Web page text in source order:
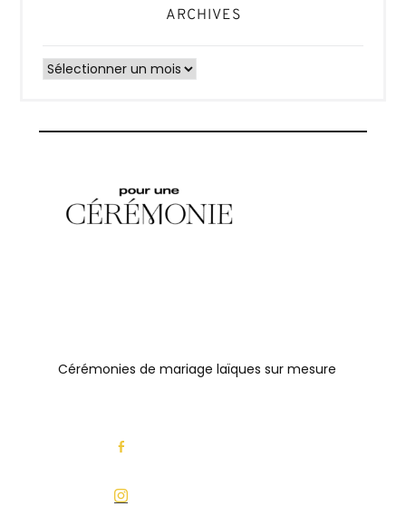
ARCHIVES
Archives
Cérémonies de mariage laïques sur mesure